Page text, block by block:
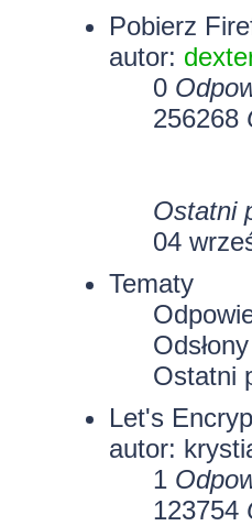
Pobierz
autor:
0
256268
Ostatni
04
Tematy
Odsłony
Ostatni
Let's
autor:
1
123754